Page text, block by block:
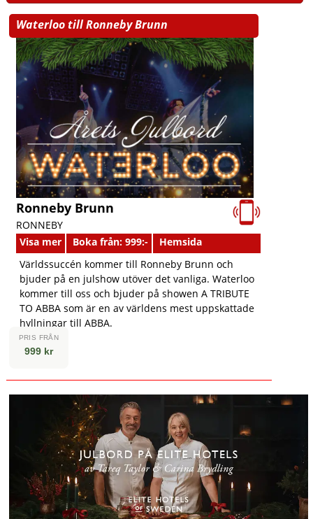
Waterloo till Ronneby Brunn
Ronneby Brunn
RONNEBY
Visa mer
Boka från: 999:-
Hemsida
Världssuccén kommer till Ronneby Brunn och
bjuder på en julshow utöver det vanliga. Waterloo
kommer till oss och bjuder på showen A TRIBUTE
TO ABBA som är en av världens mest uppskattade
hyllningar till ABBA.
PRIS FRÅN
999 kr